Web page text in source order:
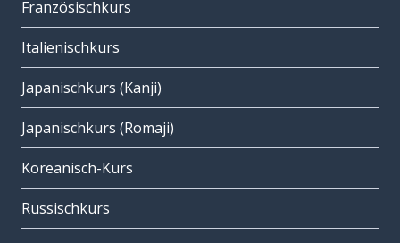
Französischkurs
Italienischkurs
Japanischkurs (Kanji)
Japanischkurs (Romaji)
Koreanisch-Kurs
Russischkurs